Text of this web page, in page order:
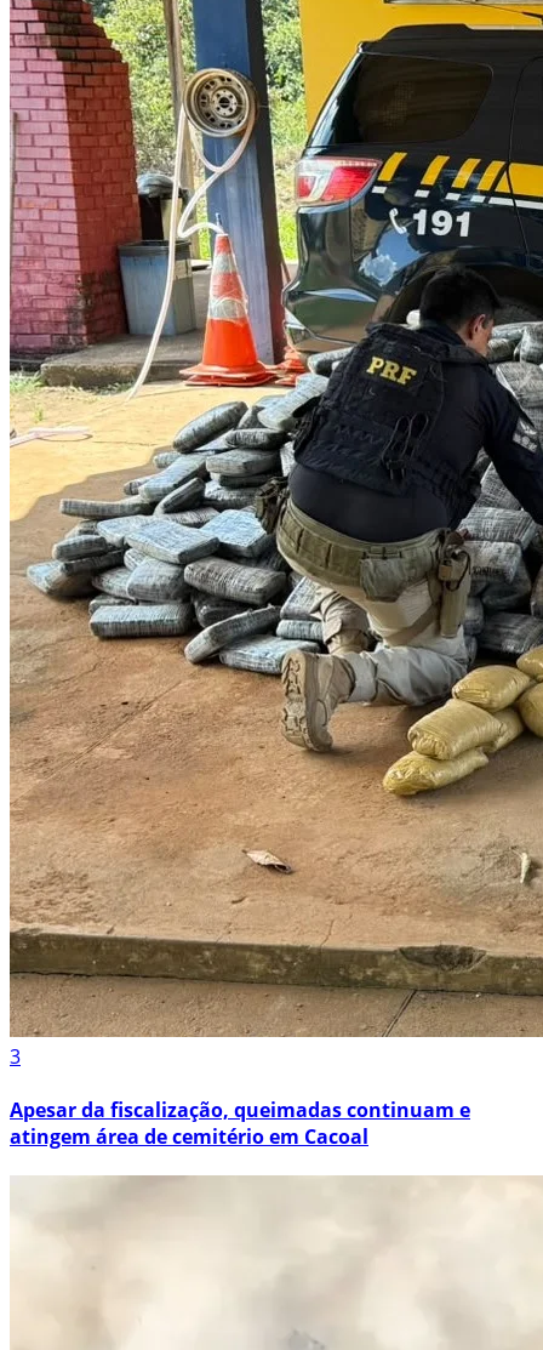
3
Apesar da fiscalização, queimadas continuam e
atingem área de cemitério em Cacoal